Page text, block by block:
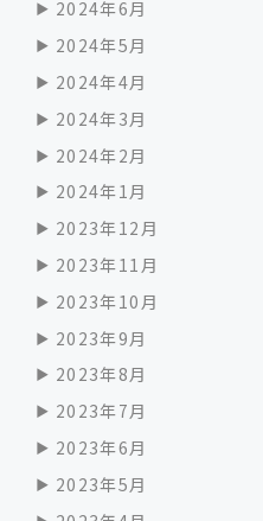
2024年6月
2024年5月
2024年4月
2024年3月
2024年2月
2024年1月
2023年12月
2023年11月
2023年10月
2023年9月
2023年8月
2023年7月
2023年6月
2023年5月